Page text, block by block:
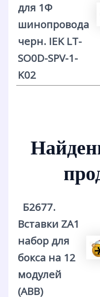
для 1Ф
шинопровода
черн. IEK LT-
SO0D-SPV-1-
K02
Б2677.
Вставки ZA1
набор для
бокса на 12
модулей
(АВВ)